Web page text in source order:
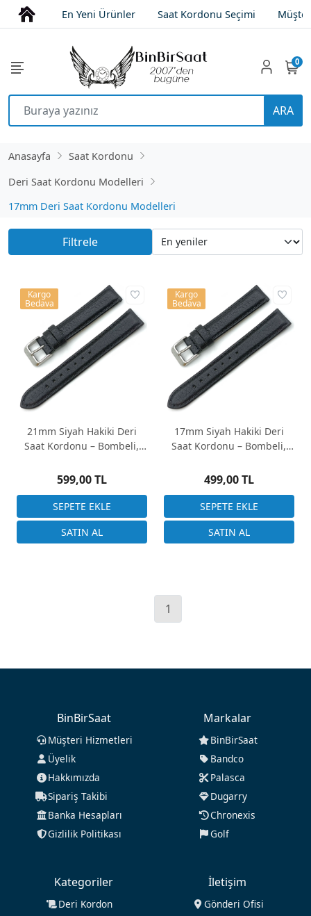
En Yeni Ürünler Saat Kordonu Seçimi
ARA
0
Anasayfa
Saat Kordonu
Deri Saat Kordonu Modelleri
17mm Deri Saat Kordonu Modelleri
Filtrele
21mm Siyah Hakiki Deri
Saat Kordonu – Bombeli,
599,00 TL
Kargo
Bedava
17mm Siyah Hakiki Deri
Saat Kordonu – Bombeli,
499,00 TL
Kargo
Bedava
1
BinBirSaat
Müşteri Hizmetleri
Üyelik
Hakkımızda
Sipariş Takibi
Banka Hesapları
Gizlilik Politikası
Markalar
BinBirSaat
Bandco
Palasca
Dugarry
Chronexis
Golf
Kategoriler
Deri Kordon
İletişim
Gönderi Ofisi